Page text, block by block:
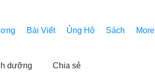
Bài Viết Ủng Hộ Sách More
dưỡng Chia sẻ